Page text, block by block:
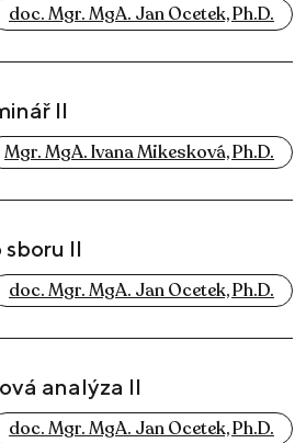
doc. Mgr. MgA. Jan Ocetek, Ph.D.
II
Mgr. MgA. Ivana Mikesková, Ph.D.
II
doc. Mgr. MgA. Jan Ocetek, Ph.D.
analýza II
doc. Mgr. MgA. Jan Ocetek, Ph.D.